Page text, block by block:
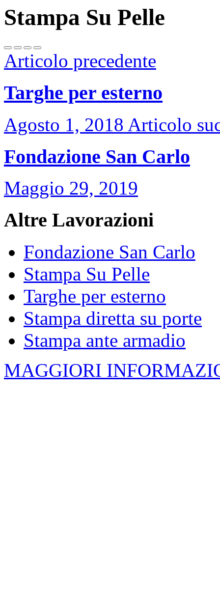
Stampa Su Pelle
Articolo precedente
Targhe per esterno
Agosto 1, 2018 Articolo
Fondazione San Carlo
Maggio 29, 2019
Altre Lavorazioni
Fondazione San Carlo
Stampa Su Pelle
Targhe per esterno
Stampa diretta su porte
Stampa ante armadio
MAGGIORI